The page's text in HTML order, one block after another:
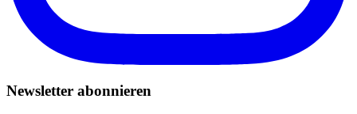
Newsletter abonnieren